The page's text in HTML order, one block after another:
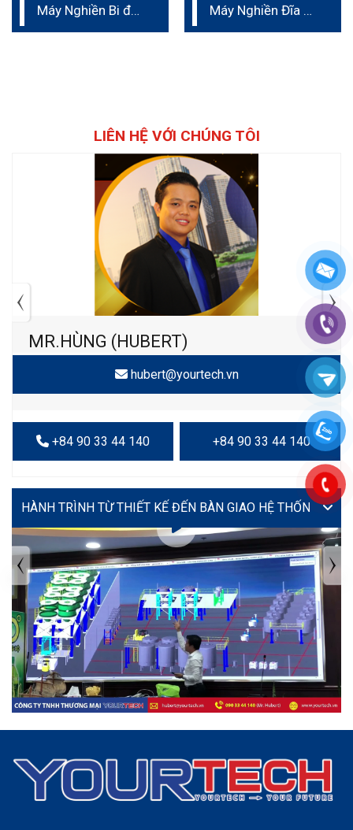
Máy Nghiền Bi độ
Máy Nghiền Đĩa –
LIÊN HỆ VỚI CHÚNG TÔI
MR.HÙNG (HUBERT)
hubert@yourtech.vn
+84 90 33 44 140 +84 90 33 44 140
VIDEO
TIN TỨC MỚI NHẤT
Tuyển dụng: Nhân viên KẾ TOÁN